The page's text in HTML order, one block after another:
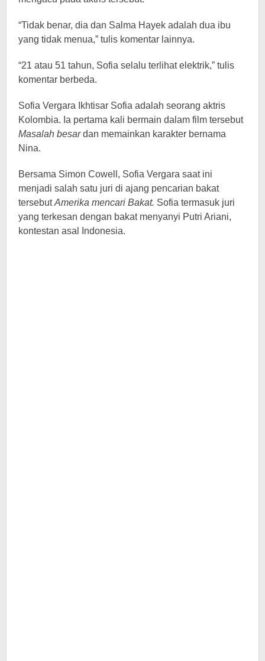
“Tidak benar, dia dan Salma Hayek adalah dua ibu
yang tidak menua,” tulis komentar lainnya.
“21 atau 51 tahun, Sofia selalu terlihat elektrik,” tulis
komentar berbeda.
Sofia Vergara Ikhtisar Sofia adalah seorang aktris
Kolombia. Ia pertama kali bermain dalam film tersebut
Masalah besardan memainkan karakter bernama
Nina.
Bersama Simon Cowell, Sofia Vergara saat ini
menjadi salah satu juri di ajang pencarian bakat
tersebutAmerika mencari Bakat. Sofia termasuk juri
yang terkesan dengan bakat menyanyi Putri Ariani,
kontestan asal Indonesia.